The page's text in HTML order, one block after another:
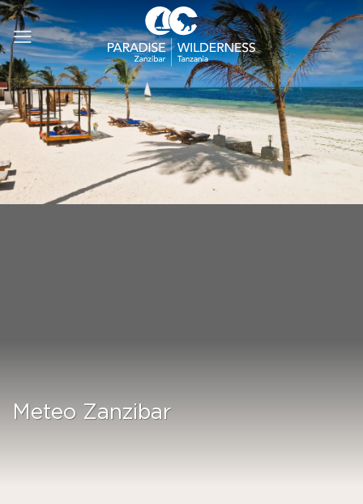
Salta
ai
contenuti
Meteo Zanzibar